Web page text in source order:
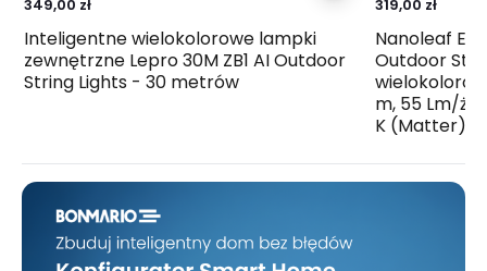
349,00 zł
Inteligentne wielokolorowe lampki
zewnętrzne Lepro 30M ZB1 AI Outdoor
String Lights - 30 metrów
319,00 zł
Nanoleaf
Outdoor
m, 55 Lm/
K (Matter)